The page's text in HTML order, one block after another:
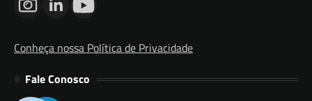
Conheça nossa Política de Privacidade
Fale Conosco